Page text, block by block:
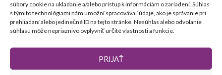
súbory cookie na ukladanie a/alebo prístup k informáciám o zariadení. Súhlas
s týmito technológiami nám umožní spracovávať údaje, ako je správanie pri
prehliadaní alebo jedinečné ID na tejto stránke. Nesúhlas alebo odvolanie
súhlasu môže nepriaznivo ovplyvniť určité vlastnosti a funkcie.
PRIJAŤ
Reklamačný poriadok
Značenie dátumu spotreby
ZÁKAZNÍCKY ÚČET